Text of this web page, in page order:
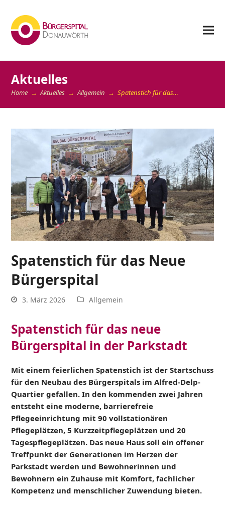
Aktuelles
Home → Aktuelles → Allgemein → Spatenstich für das…
Spatenstich für das Neue
Bürgerspital
3. März 2026 Allgemein
Spatenstich für das neue
Bürgerspital in der Parkstadt
Mit einem feierlichen Spatenstich ist der Startschuss
für den Neubau des Bürgerspitals im Alfred-Delp-
Quartier gefallen. In den kommenden zwei Jahren
entsteht eine moderne, barrierefreie
Pflegeeinrichtung mit 90 vollstationären
Pflegeplätzen, 5 Kurzzeitpflegeplätzen und 20
Tagespflegeplätzen. Das neue Haus soll ein offener
Treffpunkt der Generationen im Herzen der
Parkstadt werden und Bewohnerinnen und
Bewohnern ein Zuhause mit Komfort, fachlicher
Kompetenz und menschlicher Zuwendung bieten.